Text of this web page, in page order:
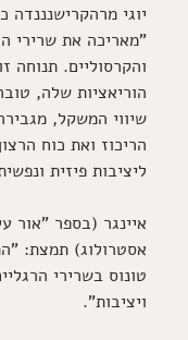
יוגי
"מאריכה את שרירי
והקרסוליים. תנוחה
הוריאציות שלה,
שיווי המשקל,
הריכוז ואת כוח
ליציבות פיזית
איינגר (בספר "אור
אסטרולוג) תמצת:
טונוס בשרירי
ויציבות".